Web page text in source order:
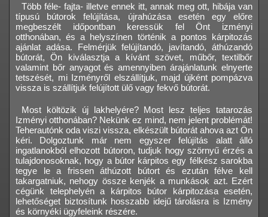
Több féle- fajta- illetve ennek itt, annak meg ott, hibája van
típusú bútorok felújítása, újrahúzása esetén egy előre
megbeszélt időpontban keressük fel Önt izményi
otthonában, és a helyszínen történik a pontos kárpitozás
ajánlat adása. Felmérjük felújítandó, javítandó, áthúzandó
bútorát, Ön kiválasztja a kívánt szövet, műbőr, textilbőr
valamint bőr anyagot és amennyiben árajánlatunk elnyerte
tetszését, mi Izményről elszállítjuk, majd újként pompázva
vissza is szállítjuk felújított ülő vagy fekvő bútorát.
Most költözik új lakhelyére? Most lesz teljes tatarozás
Izményi otthonában? Nekünk ez mind, nem jelent problémát!
Teherautónk oda viszi vissza, elkészült bútorát ahova azt Ön
kéri. Dolgoztunk már nem egyszer felújítás alatt álló
ingatlanokból elhozott bútoron, tudjuk hogy szörnyű érzés a
tulajdonosoknak, hogy a bútor kárpitos egy félkész sarokba
tegye le a frissen áthúzott bútort és ezután félve kell
takargatniuk, nehogy össze kenjék a munkások azt. Ezért
cégünk telephelyén a kárpitos bútor kárpitozása esetén,
lehetőséget biztosítunk hosszabb idejű tárolásra is Izmény
és környéki ügyfeleink részére.